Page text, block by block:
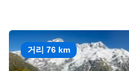
거리 76 km